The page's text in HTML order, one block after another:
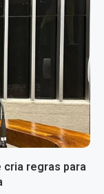
regras para